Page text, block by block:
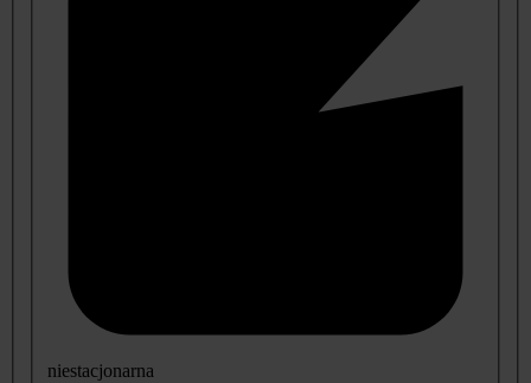
niestacjonarna